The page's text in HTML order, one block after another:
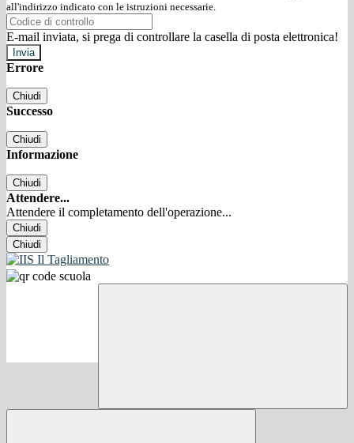
all'indirizzo indicato con le istruzioni necessarie.
E-mail inviata, si prega di controllare la casella di posta elettronica!
Errore
Chiudi
Successo
Chiudi
Informazione
Chiudi
Attendere...
Attendere il completamento dell'operazione...
Chiudi
Chiudi